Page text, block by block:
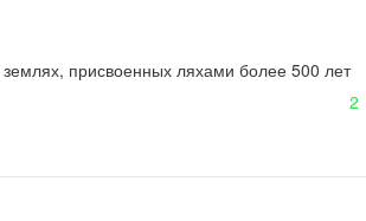
присвоенных ляхами более 500 лет
2